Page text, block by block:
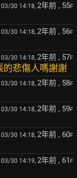
03/30 14:18, 2年前 , 55F
03/30 14:18, 2年前 , 56F
03/30 14:18, 2年前 , 57F
的悲傷人嗎謝謝
03/30 14:18, 2年前 , 58F
03/30 14:18, 2年前 , 59F
03/30 14:18, 2年前 , 60F
03/30 14:19, 2年前 , 61 F